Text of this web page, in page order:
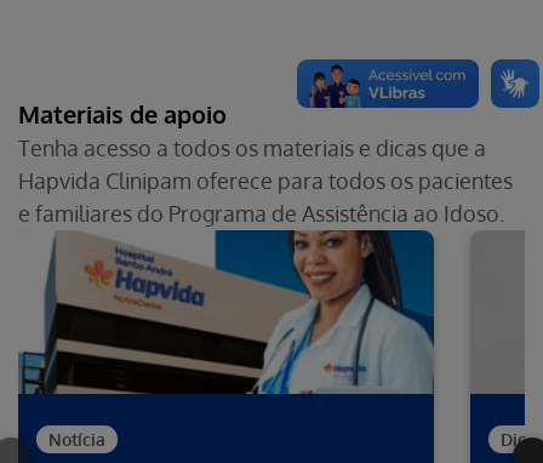
Materiais de apoio
Tenha acesso a todos os materiais e dicas que a
Hapvida Clinipam oferece para todos os pacientes
e familiares do Programa de Assistência ao Idoso.
Notícia